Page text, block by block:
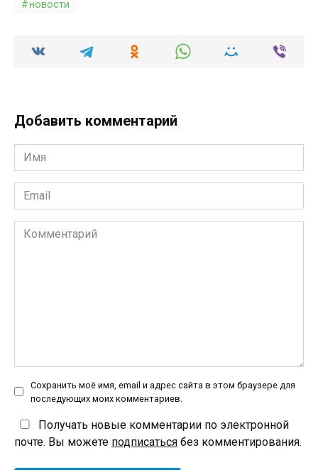
новости
Добавить комментарий
Имя
*
Email
*
Комментарий
Сохранить моё имя, email и адрес сайта в этом браузере для
последующих моих комментариев.
Получать новые комментарии по электронной
почте. Вы можете подписаться без комментирования.